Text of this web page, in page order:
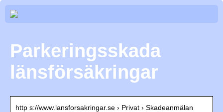
Parkeringsskada
länsförsäkringar
http s://www.lansforsakringar.se › Privat › Skadeanmälan